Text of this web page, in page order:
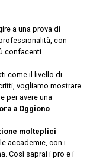
a una prova di
con
confacenti.
come il livello di
vogliamo mostrare
per avere una
a Oggiono
molteplici
accademie, con i
Così saprai i pro e i